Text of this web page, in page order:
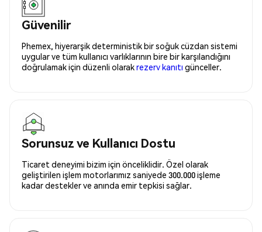
Güvenilir
Phemex, hiyerarşik deterministik bir soğuk cüzdan sistemi
uygular ve tüm kullanıcı varlıklarının bire bir karşılandığını
doğrulamak için düzenli olarakrezerv kanıtı günceller.
Sorunsuz ve Kullanıcı Dostu
Ticaret deneyimi bizim için önceliklidir. Özel olarak
geliştirilen işlem motorlarımız saniyede 300.000 işleme
kadar destekler ve anında emir tepkisi sağlar.